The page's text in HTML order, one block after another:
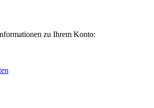
zu Ihrem Konto: